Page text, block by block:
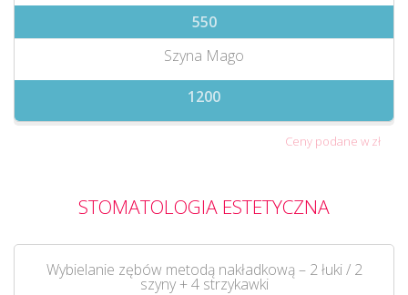
550
Szyna Mago
1200
Ceny podane w zł
STOMATOLOGIA ESTETYCZNA
Wybielanie zębów metodą nakładkową – 2 łuki / 2
szyny + 4 strzykawki